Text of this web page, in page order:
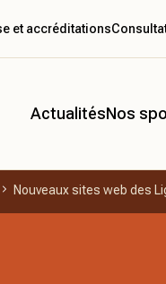
ActualitésNos
et accréditations
Nouveaux sites web des